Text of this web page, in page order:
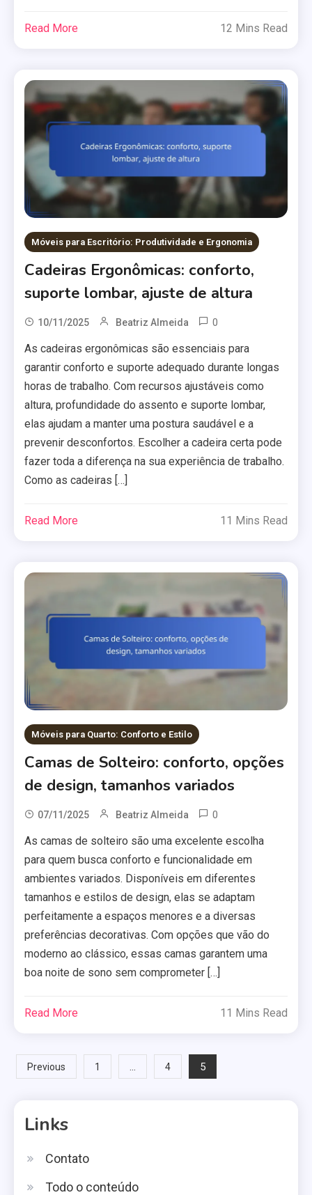
Read More 12 Mins Read
Móveis para Escritório: Produtividade e Ergonomia
Cadeiras Ergonômicas: conforto,
suporte lombar, ajuste de altura
10/11/2025 Beatriz Almeida 0
As cadeiras ergonômicas são essenciais para
garantir conforto e suporte adequado durante longas
horas de trabalho. Com recursos ajustáveis como
altura, profundidade do assento e suporte lombar,
elas ajudam a manter uma postura saudável e a
prevenir desconfortos. Escolher a cadeira certa pode
fazer toda a diferença na sua experiência de trabalho.
Como as cadeiras […]
Read More 11 Mins Read
Móveis para Quarto: Conforto e Estilo
Camas de Solteiro: conforto, opções
de design, tamanhos variados
07/11/2025 Beatriz Almeida 0
As camas de solteiro são uma excelente escolha
para quem busca conforto e funcionalidade em
ambientes variados. Disponíveis em diferentes
tamanhos e estilos de design, elas se adaptam
perfeitamente a espaços menores e a diversas
preferências decorativas. Com opções que vão do
moderno ao clássico, essas camas garantem uma
boa noite de sono sem comprometer […]
Read More 11 Mins Read
Posts
Previous 1 … 4 5
Links
Contato
Todo o conteúdo